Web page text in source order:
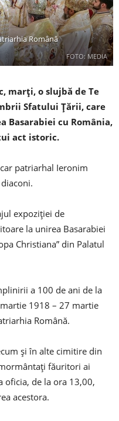
FOTO: MEDIA
Română
marți, o slujbă de Te
Sfatului Ţării, care
Basarabiei cu România,
act istoric.
patriarhal Ieronim
expoziţiei de
la unirea Basarabiei
Christiana” din Palatul
a 100 de ani de la
1918 – 27 martie
Română.
şi în alte cimitire din
făuritori ai
oficia, de la ora 13,00,
acestora.